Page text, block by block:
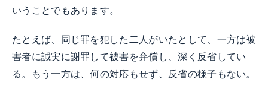
いうことでもあります。
たとえば、同じ罪を犯した二人がいたとして、一方は被
害者に誠実に謝罪して被害を弁償し、深く反省してい
る。もう一方は、何の対応もせず、反省の様子もない。